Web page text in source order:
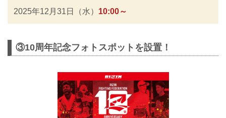
2025年12月31日（水） 10:00～
③10周年記念フォトスポットを設置！